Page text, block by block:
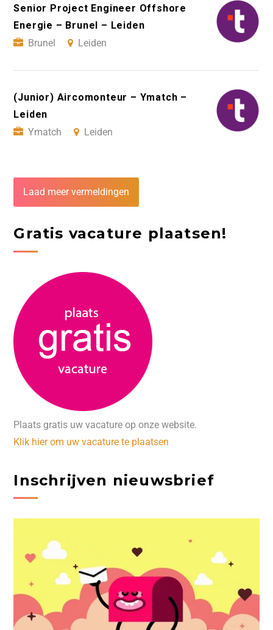
Senior Project Engineer Offshore
Energie – Brunel – Leiden
Brunel
Leiden
(Junior) Aircomonteur – Ymatch –
Leiden
Ymatch
Leiden
Laad meer vermeldingen
Gratis vacature plaatsen!
Plaats gratis uw vacature op onze website.
Klik hier om uw vacature te plaatsen
Inschrijven nieuwsbrief